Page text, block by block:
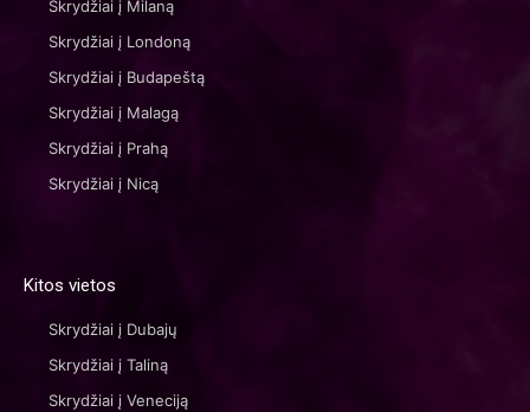
Skrydžiai į Milaną
Skrydžiai į Londoną
Skrydžiai į Budapeštą
Skrydžiai į Malagą
Skrydžiai į Prahą
Skrydžiai į Nicą
Kitos vietos
Skrydžiai į Dubajų
Skrydžiai į Taliną
Skrydžiai į Veneciją